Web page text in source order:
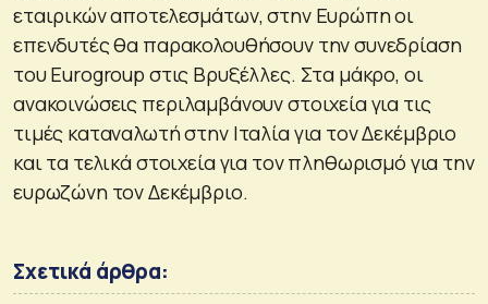
εταιρικών αποτελεσμάτων, στην Ευρώπη οι
επενδυτές θα παρακολουθήσουν την συνεδρίαση
του Eurogroup στις Βρυξέλλες. Στα μάκρο, οι
ανακοινώσεις περιλαμβάνουν στοιχεία για τις
τιμές καταναλωτή στην Ιταλία για τον Δεκέμβριο
και τα τελικά στοιχεία για τον πληθωρισμό για την
ευρωζώνη τον Δεκέμβριο.
Σχετικά άρθρα: